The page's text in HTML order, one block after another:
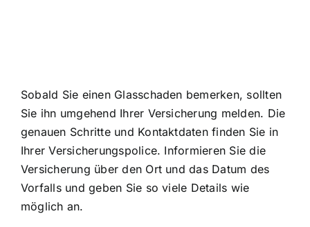
Sobald Sie einen Glasschaden bemerken, sollten
Sie ihn umgehend Ihrer Versicherung melden. Die
genauen Schritte und Kontaktdaten finden Sie in
Ihrer Versicherungspolice. Informieren Sie die
Versicherung über den Ort und das Datum des
Vorfalls und geben Sie so viele Details wie
möglich an.